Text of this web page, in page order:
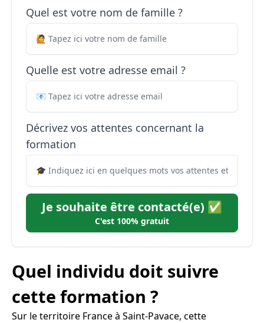
Quel est votre nom de famille ?
Quelle est votre adresse email ?
Décrivez vos attentes concernant la
formation
Je souhaite être contacté(e) ✅
C'est 100% gratuit
Quel individu doit suivre
cette formation ?
Sur le territoire France à Saint-Pavace, cette